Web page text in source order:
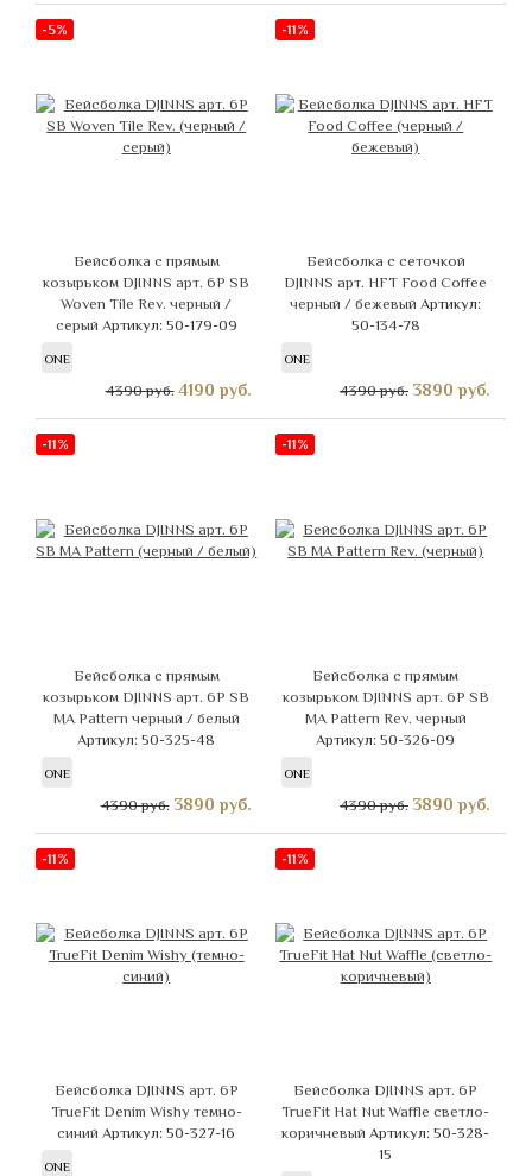
-5%
Бейсболка с прямым
козырьком DJINNS арт. 6P SB
Woven Tile Rev. черный /
серый Артикул: 50-179-09
ONE
4390 руб. 4190 руб.
-11%
Бейсболка с сеточкой
DJINNS арт. HFT Food Coffee
черный / бежевыйАртикул:
50-134-78
ONE
4390 руб. 3890 руб.
-11%
Бейсболка с прямым
козырьком DJINNS арт. 6P SB
MA Pattern черный / белый
Артикул: 50-325-48
ONE
4390 руб. 3890 руб.
-11%
Бейсболка с прямым
козырьком DJINNS арт. 6P SB
MA Pattern Rev. черный
Артикул: 50-326-09
ONE
4390 руб. 3890 руб.
-11%
Бейсболка DJINNS арт. 6P
TrueFit Denim Wishy темно-
синийАртикул: 50-327-16
ONE
-11%
Бейсболка DJINNS арт. 6P
TrueFit Hat Nut Waffle светло-
коричневыйАртикул: 50-328-
15